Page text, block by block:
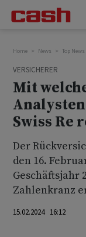
Home News Top News
VERSICHERER
Mit
Swiss Re
Der
den 16.
Geschäftsjahr
Zahlenkranz
15.02.2024 16:12